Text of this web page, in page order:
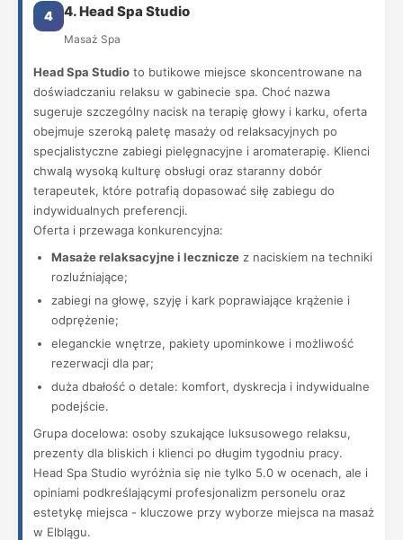
4 4. Head Spa Studio
Masaż Spa
Head Spa Studio to butikowe miejsce skoncentrowane na
doświadczaniu relaksu w gabinecie spa. Choć nazwa
sugeruje szczególny nacisk na terapię głowy i karku, oferta
obejmuje szeroką paletę masaży od relaksacyjnych po
specjalistyczne zabiegi pielęgnacyjne i aromaterapię. Klienci
chwalą wysoką kulturę obsługi oraz staranny dobór
terapeutek, które potrafią dopasować siłę zabiegu do
indywidualnych preferencji.
Oferta i przewaga konkurencyjna:
Masaże relaksacyjne i lecznicze z naciskiem na techniki
rozluźniające;
zabiegi na głowę, szyję i kark poprawiające krążenie i
odprężenie;
eleganckie wnętrze, pakiety upominkowe i możliwość
rezerwacji dla par;
duża dbałość o detale: komfort, dyskrecja i indywidualne
podejście.
Grupa docelowa: osoby szukające luksusowego relaksu,
prezenty dla bliskich i klienci po długim tygodniu pracy.
Head Spa Studio wyróżnia się nie tylko 5.0 w ocenach, ale i
opiniami podkreślającymi profesjonalizm personelu oraz
estetykę miejsca - kluczowe przy wyborze miejsca na masaż
w Elblągu.